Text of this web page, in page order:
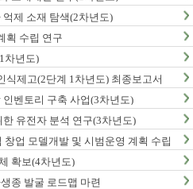
제 소재 탐색(2차년도)
획 수립 연구
차년도)
식제고(2단계 1차년도) 최종보고서
벤토리 구축 사업(3차년도)
유전자 분석 연구(3차년도)
업 모델개발 및 시범운영 계획 수립
확보(4차년도)
종 발굴 로드맵 마련